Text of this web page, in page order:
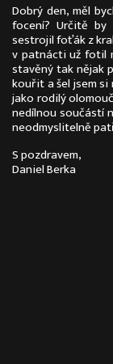
Dobrý den, měl
focení? Určitě by
sestrojil foťák z
v patnácti už fotil
stavěný tak nějak
kouřit a šel jsem
jako rodilý
nedílnou součástí
neodmyslitelně
S pozdravem,
Daniel Berka